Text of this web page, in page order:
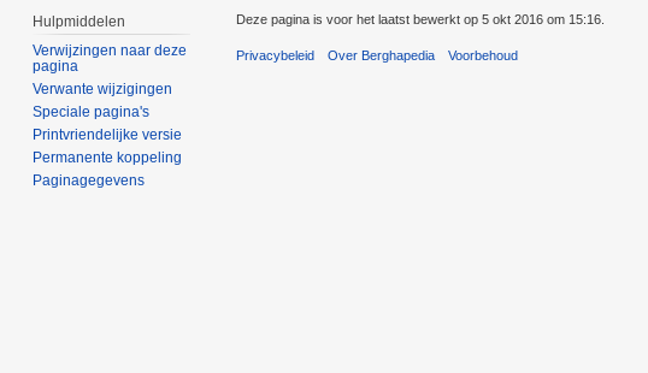
Hulpmiddelen
Verwijzingen naar deze
pagina
Verwante wijzigingen
Speciale pagina's
Printvriendelijke versie
Permanente koppeling
Paginagegevens
Deze pagina is voor het laatst bewerkt op 5 okt 2016 om 15:16.
Privacybeleid Over Berghapedia Voorbehoud